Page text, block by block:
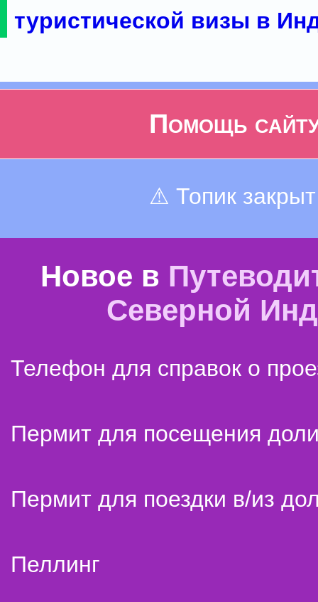
туристической визы в
Помощь
⚠ Топик закрыт
Новое в
Северной
Телефон для справок о
Пермит для посещения
Пермит для поездки в/из
Пеллинг